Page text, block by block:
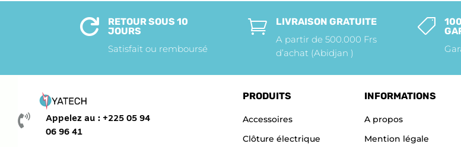

RETOUR SOUS 10
JOURS
Satisfait ou remboursé

LIVRAISON GRATUITE
A partir de 500.000 Frs
d’achat (Abidjan )


Appelez au : +225 05 94
06 96 41
PRODUITS
Accessoires
Clôture électrique
INFORMATIONS
A propos
Mention légale